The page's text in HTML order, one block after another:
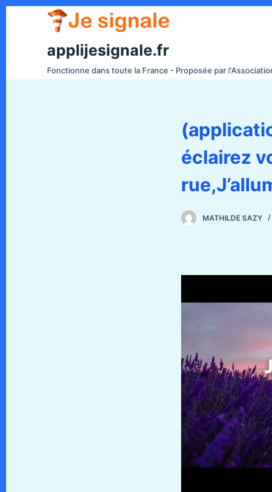
e
applijesignale.fr
Fonctionne dans toute la France - Proposée par
éclairez
MATHILDE SAZY